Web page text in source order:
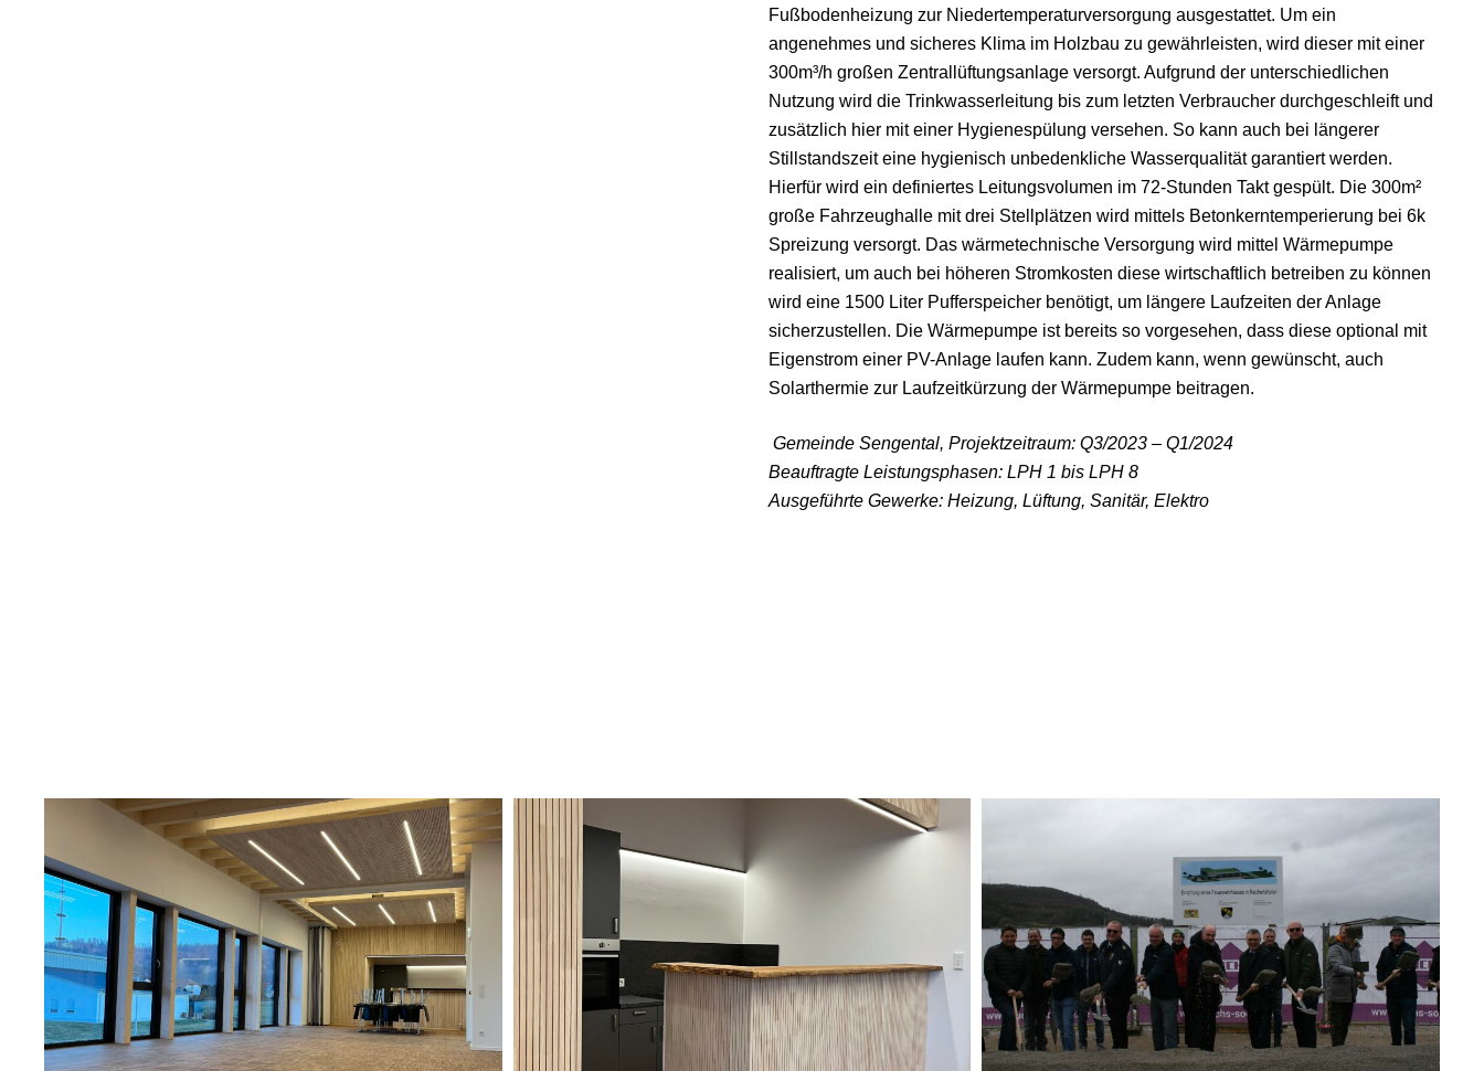
Fußbodenheizung zur Niedertemperaturversorgung ausgestattet. Um ein
angenehmes und sicheres Klima im Holzbau zu gewährleisten, wird dieser mit einer
300m³/h großen Zentrallüftungsanlage versorgt. Aufgrund der unterschiedlichen
Nutzung wird die Trinkwasserleitung bis zum letzten Verbraucher durchgeschleift und
zusätzlich hier mit einer Hygienespülung versehen. So kann auch bei längerer
Stillstandszeit eine hygienisch unbedenkliche Wasserqualität garantiert werden.
Hierfür wird ein definiertes Leitungsvolumen im 72-Stunden Takt gespült. Die 300m²
große Fahrzeughalle mit drei Stellplätzen wird mittels Betonkerntemperierung bei 6k
Spreizung versorgt. Das wärmetechnische Versorgung wird mittel Wärmepumpe
realisiert, um auch bei höheren Stromkosten diese wirtschaftlich betreiben zu können
wird eine 1500 Liter Pufferspeicher benötigt, um längere Laufzeiten der Anlage
sicherzustellen. Die Wärmepumpe ist bereits so vorgesehen, dass diese optional mit
Eigenstrom einer PV-Anlage laufen kann. Zudem kann, wenn gewünscht, auch
Solarthermie zur Laufzeitkürzung der Wärmepumpe beitragen.
Gemeinde Sengental, Projektzeitraum: Q3/2023 – Q1/2024
Beauftragte Leistungsphasen: LPH 1 bis LPH 8
Ausgeführte Gewerke: Heizung, Lüftung, Sanitär, Elektro